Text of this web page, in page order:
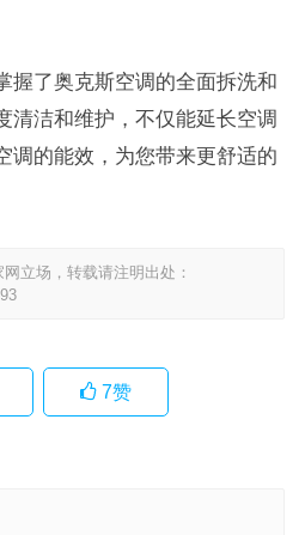
握了奥克斯空调的全面拆洗和
清洁和维护，不仅能延长空调
调的能效，为您带来更舒适的
立场，转载请注明出处：
7赞